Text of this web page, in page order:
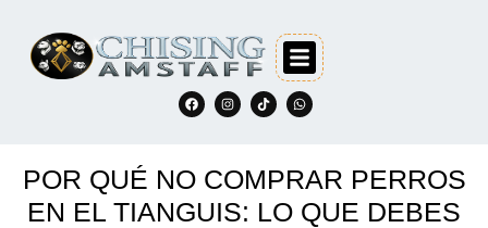
POR QUÉ NO COMPRAR PERROS
EN EL TIANGUIS: LO QUE DEBES